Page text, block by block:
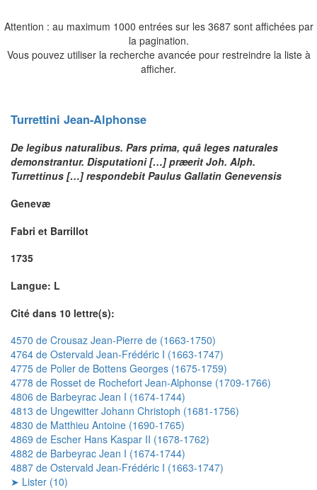
Attention : au maximum 1000 entrées sur les 3687 sont affichées par
la pagination.
Vous pouvez utiliser la recherche avancée pour restreindre la liste à
afficher.
Turrettini Jean-Alphonse
De legibus naturalibus. Pars prima, quâ leges naturales
demonstrantur. Disputationi […] præerit Joh. Alph.
Turrettinus […] respondebit Paulus Gallatin Genevensis
Genevæ
Fabri et Barrillot
1735
Langue: L
Cité dans 10 lettre(s):
4570 de Crousaz Jean-Pierre de (1663-1750)
4764 de Ostervald Jean-Frédéric I (1663-1747)
4775 de Polier de Bottens Georges (1675-1759)
4778 de Rosset de Rochefort Jean-Alphonse (1709-1766)
4806 de Barbeyrac Jean I (1674-1744)
4813 de Ungewitter Johann Christoph (1681-1756)
4830 de Matthieu Antoine (1690-1765)
4869 de Escher Hans Kaspar II (1678-1762)
4882 de Barbeyrac Jean I (1674-1744)
4887 de Ostervald Jean-Frédéric I (1663-1747)
➤ Lister (10)